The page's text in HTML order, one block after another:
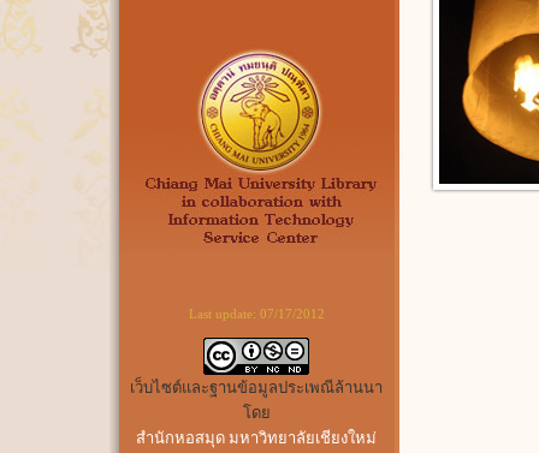
Last update: 07/17/2012
เว็บไซต์และฐานข้อมูลประเพณีล้านนา
โดย
สำนักหอสมุด มหาวิทยาลัยเชียงใหม่